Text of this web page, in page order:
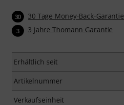
30 30 Tage Money-Back-Garantie
3 3 Jahre Thomann Garantie
Erhältlich seit
Artikelnummer
Verkaufseinheit